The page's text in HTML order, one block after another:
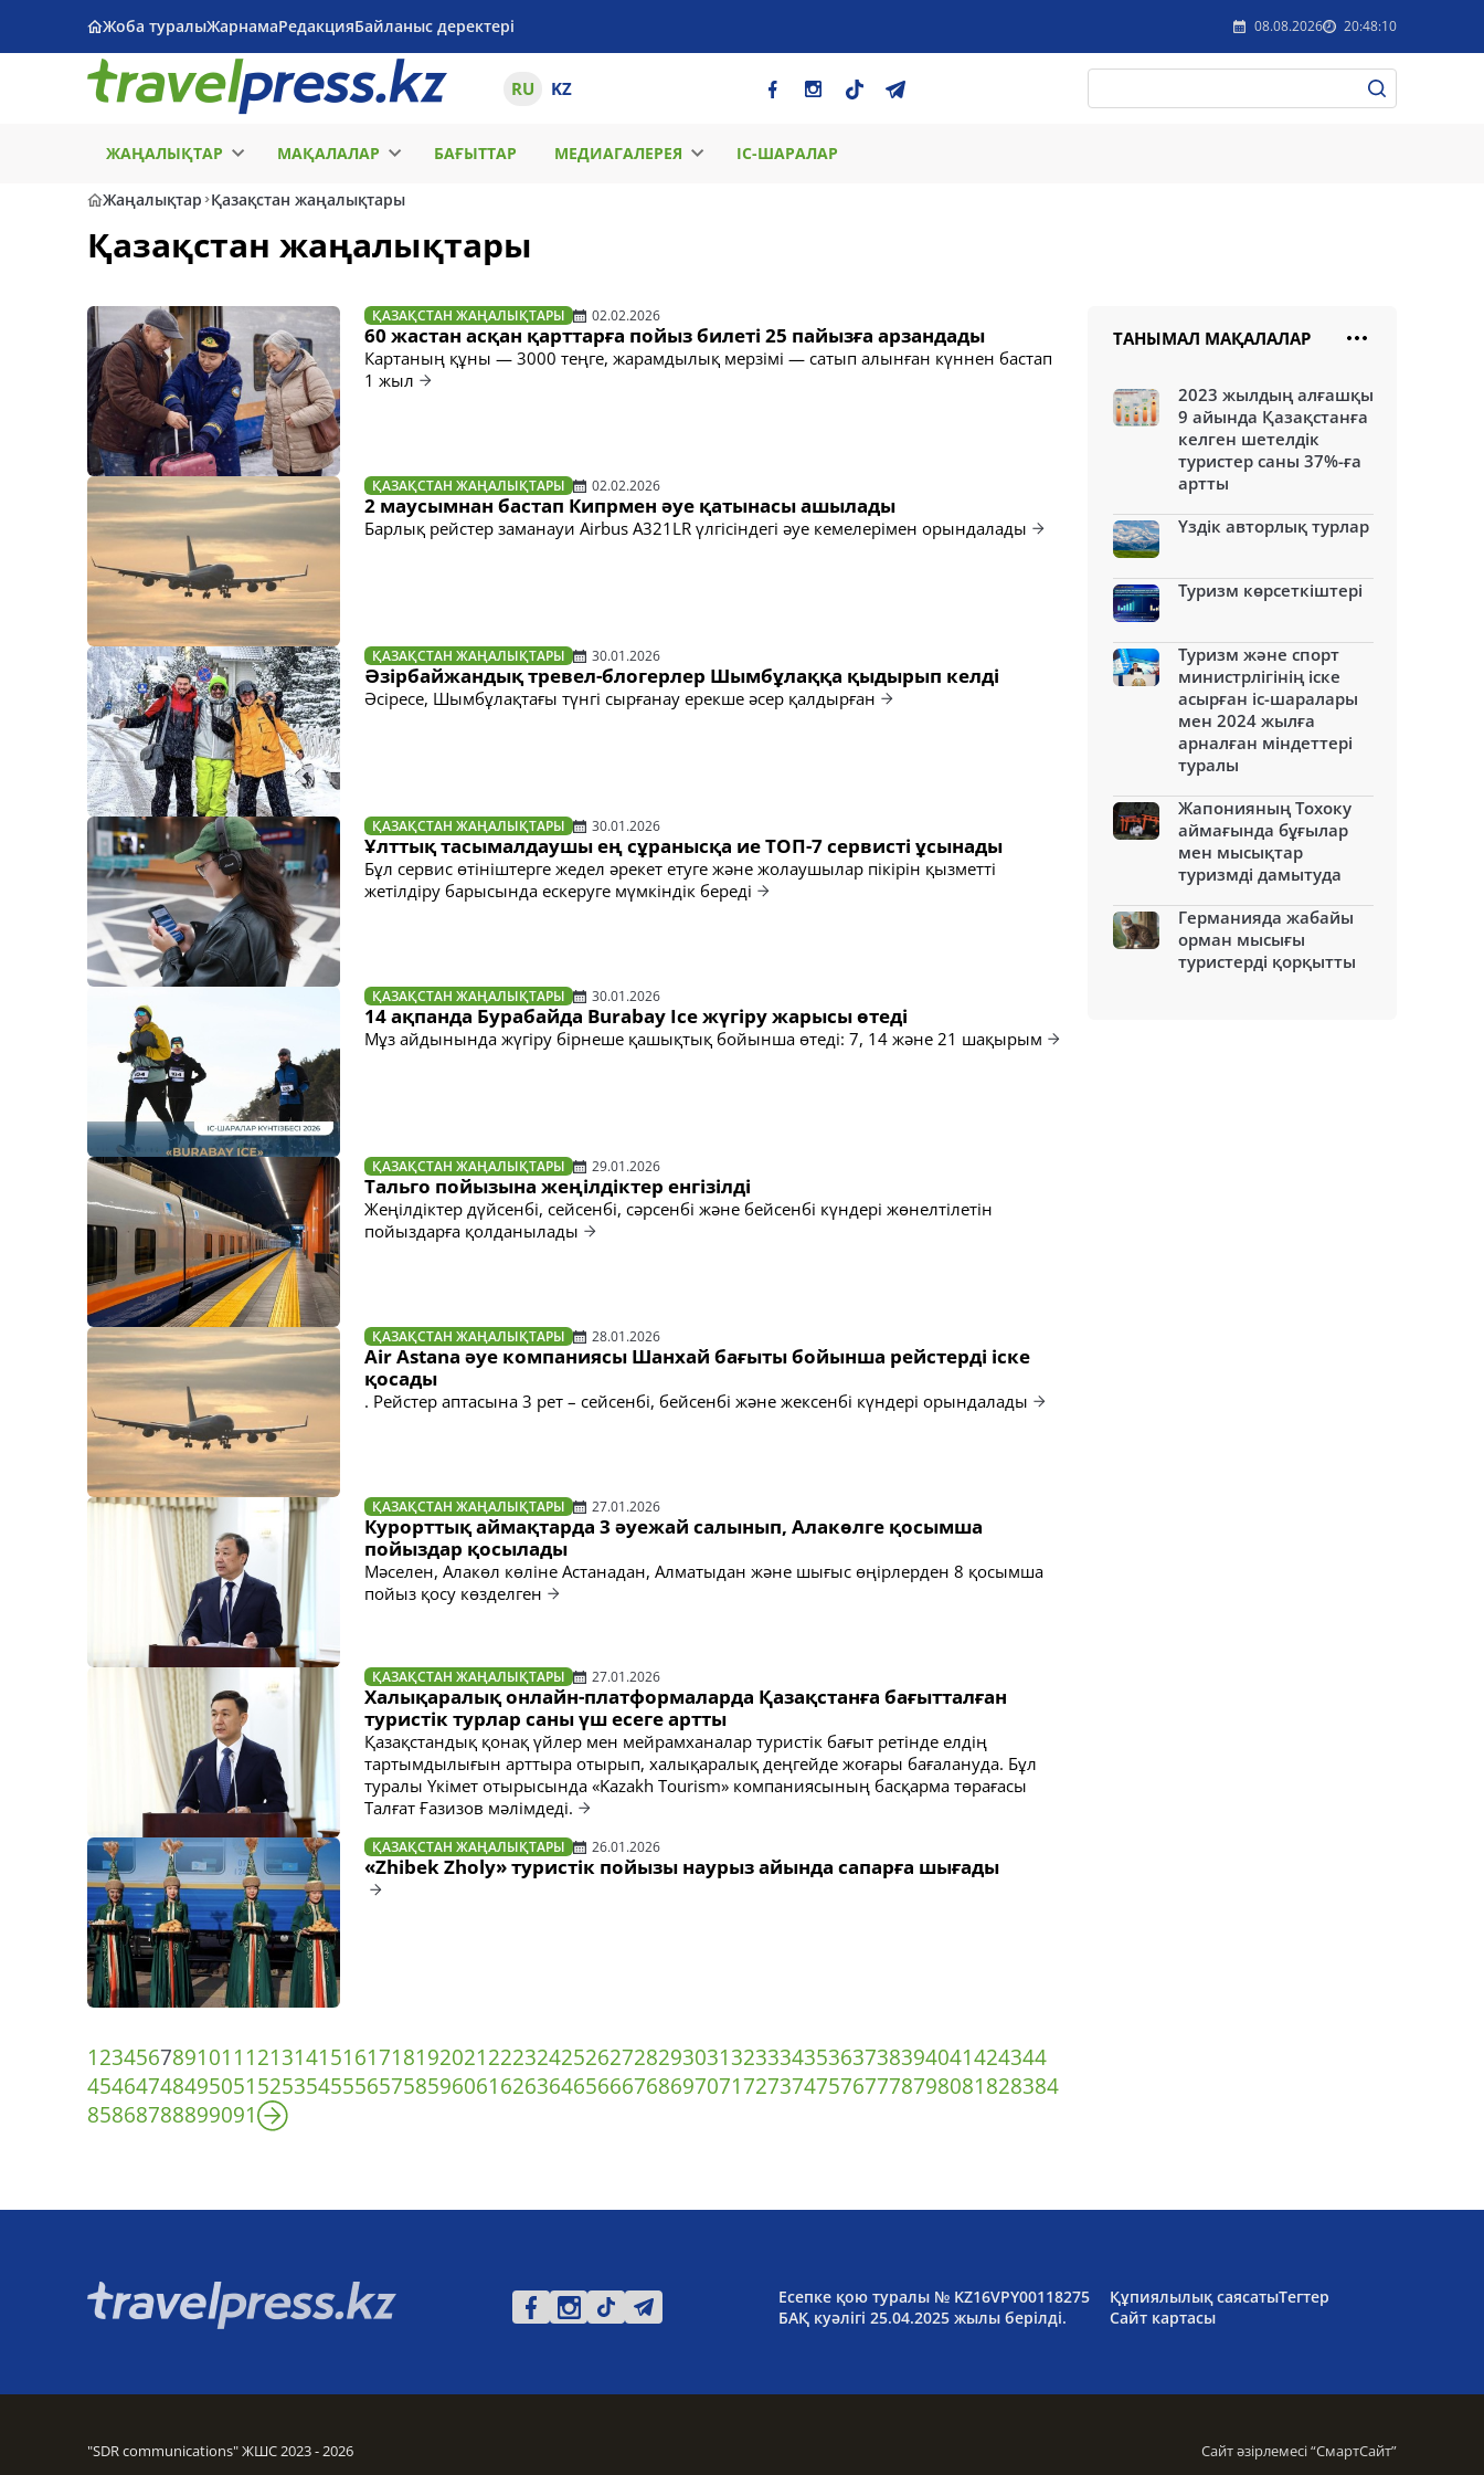
Жоба туралыЖарнамаРедакцияБайланыс деректері 08.08.2026 20:48:10
RU KZ
ЖАҢАЛЫҚТАР МАҚАЛАЛАР БАҒЫТТАР МЕДИАГАЛЕРЕЯ ІС-ШАРАЛАР
Жаңалықтар Қазақстан жаңалықтары
Қазақстан жаңалықтары
ҚАЗАҚСТАН ЖАҢАЛЫҚТАРЫ 02.02.2026
60 жастан асқан қарттарға пойыз билеті 25 пайызға арзандады
Картаның құны — 3000 теңге, жарамдылық мерзімі — сатып алынған күннен бастап
1 жыл
ҚАЗАҚСТАН ЖАҢАЛЫҚТАРЫ 02.02.2026
2 маусымнан бастап Кипрмен әуе қатынасы ашылады
Барлық рейстер заманауи Airbus A321LR үлгісіндегі әуе кемелерімен орындалады
ҚАЗАҚСТАН ЖАҢАЛЫҚТАРЫ 30.01.2026
Әзірбайжандық тревел-блогерлер Шымбұлаққа қыдырып келді
Әсіресе, Шымбұлақтағы түнгі сырғанау ерекше әсер қалдырған
ҚАЗАҚСТАН ЖАҢАЛЫҚТАРЫ 30.01.2026
Ұлттық тасымалдаушы ең сұранысқа ие ТОП-7 сервисті ұсынады
Бұл сервис өтініштерге жедел әрекет етуге және жолаушылар пікірін қызметті
жетілдіру барысында ескеруге мүмкіндік береді
ҚАЗАҚСТАН ЖАҢАЛЫҚТАРЫ 30.01.2026
14 ақпанда Бурабайда Burabay Ice жүгіру жарысы өтеді
Мұз айдынында жүгіру бірнеше қашықтық бойынша өтеді: 7, 14 және 21 шақырым
ҚАЗАҚСТАН ЖАҢАЛЫҚТАРЫ 29.01.2026
Тальго пойызына жеңілдіктер енгізілді
Жеңілдіктер дүйсенбі, сейсенбі, сәрсенбі және бейсенбі күндері жөнелтілетін
пойыздарға қолданылады
ҚАЗАҚСТАН ЖАҢАЛЫҚТАРЫ 28.01.2026
Air Astana әуе компаниясы Шанхай бағыты бойынша рейстерді іске
қосады
. Рейстер аптасына 3 рет – сейсенбі, бейсенбі және жексенбі күндері орындалады
ҚАЗАҚСТАН ЖАҢАЛЫҚТАРЫ 27.01.2026
Курорттық аймақтарда 3 әуежай салынып, Алакөлге қосымша
пойыздар қосылады
Мәселен, Алакөл көліне Астанадан, Алматыдан және шығыс өңірлерден 8 қосымша
пойыз қосу көзделген
ҚАЗАҚСТАН ЖАҢАЛЫҚТАРЫ 27.01.2026
Халықаралық онлайн-платформаларда Қазақстанға бағытталған
туристік турлар саны үш есеге артты
Қазақстандық қонақ үйлер мен мейрамханалар туристік бағыт ретінде елдің
тартымдылығын арттыра отырып, халықаралық деңгейде жоғары бағалануда. Бұл
туралы Үкімет отырысында «Kazakh Tourism» компаниясының басқарма төрағасы
Талғат Ғазизов мәлімдеді.
ҚАЗАҚСТАН ЖАҢАЛЫҚТАРЫ 26.01.2026
«Zhibek Zholy» туристік пойызы наурыз айында сапарға шығады
1234567891011 121314151617181920212223242526272829303132333435363738394041424344
45464748495051525354555657585960616263646566676869707172737475767778798081828384
85868788899091
ТАНЫМАЛ МАҚАЛАЛАР
2023 жылдың алғашқы
9 айында Қазақстанға
келген шетелдік
туристер саны 37%-ға
артты
Үздік авторлық турлар
Туризм көрсеткіштері
Туризм және спорт
министрлігінің іске
асырған іс-шаралары
мен 2024 жылға
арналған міндеттері
туралы
Жапонияның Тохоку
аймағында бұғылар
мен мысықтар
туризмді дамытуда
Германияда жабайы
орман мысығы
туристерді қорқытты
Есепке қою туралы № KZ16VPY00118275
БАҚ куәлігі 25.04.2025 жылы берілді.
Құпиялылық саясатыТегтер
Сайт картасы
"SDR communications" ЖШС 2023 - 2026 Сайт әзірлемесі “СмартСайт”